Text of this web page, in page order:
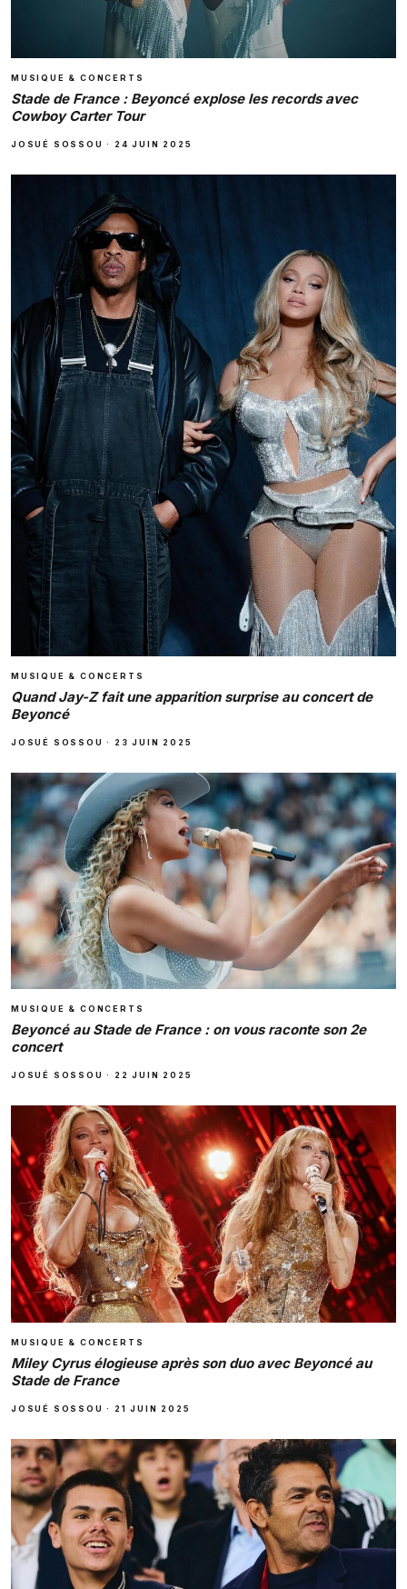
MUSIQUE & CONCERTS
Stade de France : Beyoncé explose les records avec
Cowboy Carter Tour
JOSUÉ SOSSOU · 24 JUIN 2025
MUSIQUE & CONCERTS
Quand Jay-Z fait une apparition surprise au concert de
Beyoncé
JOSUÉ SOSSOU · 23 JUIN 2025
MUSIQUE & CONCERTS
Beyoncé au Stade de France : on vous raconte son 2e
concert
JOSUÉ SOSSOU · 22 JUIN 2025
MUSIQUE & CONCERTS
Miley Cyrus élogieuse après son duo avec Beyoncé au
Stade de France
JOSUÉ SOSSOU · 21 JUIN 2025